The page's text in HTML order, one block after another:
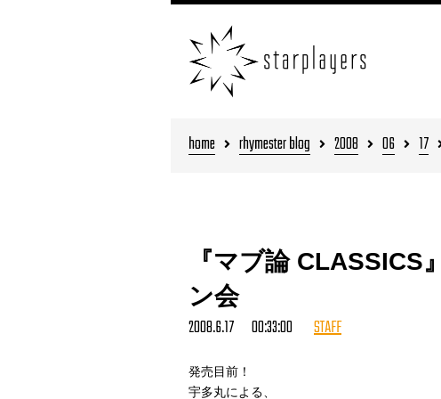
home rhymester blog 2008 06 17
『マブ論 CLASSICS
ン会
2008.6.17 00:33:00 STAFF
発売目前！
宇多丸による、